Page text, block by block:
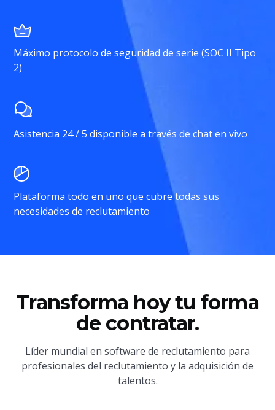
Máximo protocolo de seguridad de serie (SOC II Tipo
2)
Asistencia 24 / 5 disponible a través de chat en vivo
Plataforma todo en uno que cubre todas sus
necesidades de reclutamiento
Transforma hoy tu forma
de contratar.
Líder mundial en software de reclutamiento para
profesionales del reclutamiento y la adquisición de
talentos.